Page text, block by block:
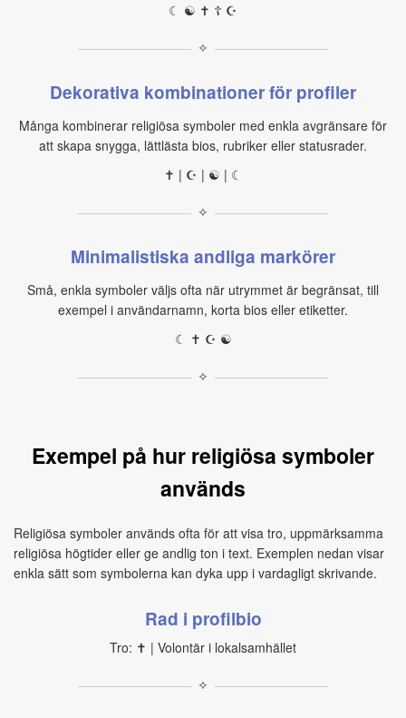
☾ ☯ ✝ ☦ ☪
✧
Dekorativa kombinationer för profiler
Många kombinerar religiösa symboler med enkla avgränsare för
att skapa snygga, lättlästa bios, rubriker eller statusrader.
✝ | ☪ | ☯ | ☾
✧
Minimalistiska andliga markörer
Små, enkla symboler väljs ofta när utrymmet är begränsat, till
exempel i användarnamn, korta bios eller etiketter.
☾ ✝ ☪ ☯
✧
Exempel på hur religiösa symboler
används
Religiösa symboler används ofta för att visa tro, uppmärksamma
religiösa högtider eller ge andlig ton i text. Exemplen nedan visar
enkla sätt som symbolerna kan dyka upp i vardagligt skrivande.
Rad i profilbio
Tro: ✝ | Volontär i lokalsamhället
✧